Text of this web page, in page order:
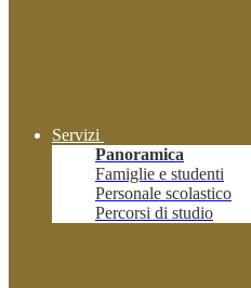
Servizi
Panoramica
Famiglie e studenti
Personale scolastico
Percorsi di studio